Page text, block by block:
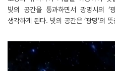
빛의 공간을 통과하면서 광명시의 ‘
생각하게 된다. 빛의 공간은 ‘광명’의